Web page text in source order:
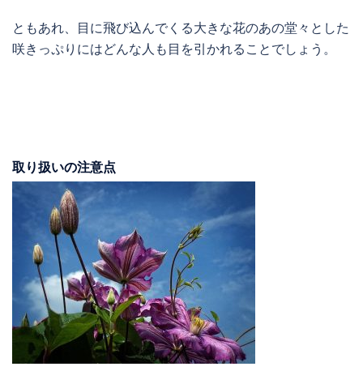
ともあれ、目に飛び込んでくる大きな花のあの堂々とした
咲きっぷりにはどんな人も目を引かれることでしょう。
取り扱いの注意点